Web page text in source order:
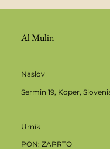
Al Mulin
Naslov
Sermin 19, Koper,
Urnik
​​PON: ZAPRTO